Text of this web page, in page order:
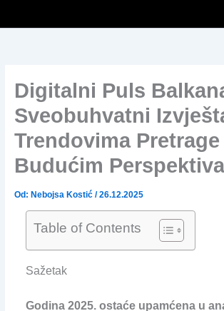
Digitalni Puls
Sveobuhvatni
Trendovima Pretrage
Budućim
Od: Nebojsa Kostić /26.12.2025
Table of Contents
Sažetak
Godina 2025. ostaće upamćena u